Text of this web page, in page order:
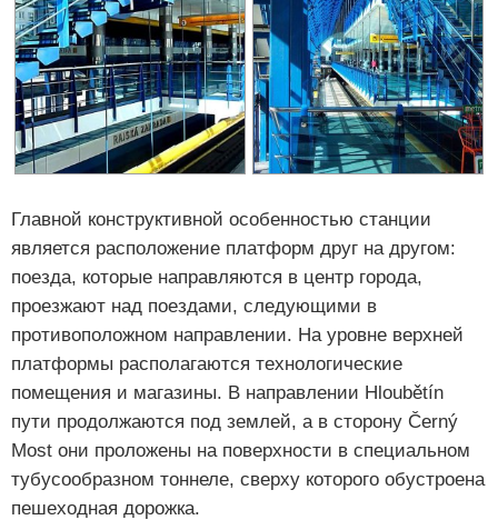
Главной конструктивной особенностью станции
является расположение платформ друг на другом:
поезда, которые направляются в центр города,
проезжают над поездами, следующими в
противоположном направлении. На уровне верхней
платформы располагаются технологические
помещения и магазины. В направлении Hloubětín
пути продолжаются под землей, а в сторону Černý
Most они проложены на поверхности в специальном
тубусообразном тоннеле, сверху которого обустроена
пешеходная дорожка.